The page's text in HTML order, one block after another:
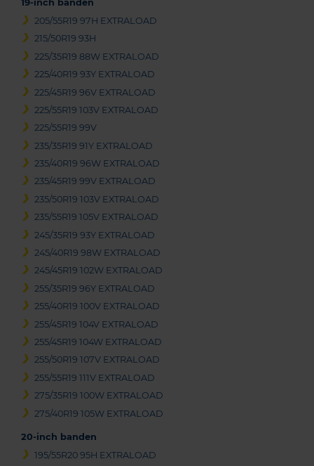
19-inch banden
205/55R19 97H EXTRALOAD
215/50R19 93H
225/35R19 88W EXTRALOAD
225/40R19 93Y EXTRALOAD
225/45R19 96V EXTRALOAD
225/55R19 103V EXTRALOAD
225/55R19 99V
235/35R19 91Y EXTRALOAD
235/40R19 96W EXTRALOAD
235/45R19 99V EXTRALOAD
235/50R19 103V EXTRALOAD
235/55R19 105V EXTRALOAD
245/35R19 93Y EXTRALOAD
245/40R19 98W EXTRALOAD
245/45R19 102W EXTRALOAD
255/35R19 96Y EXTRALOAD
255/40R19 100V EXTRALOAD
255/45R19 104V EXTRALOAD
255/45R19 104W EXTRALOAD
255/50R19 107V EXTRALOAD
255/55R19 111V EXTRALOAD
275/35R19 100W EXTRALOAD
275/40R19 105W EXTRALOAD
20-inch banden
195/55R20 95H EXTRALOAD